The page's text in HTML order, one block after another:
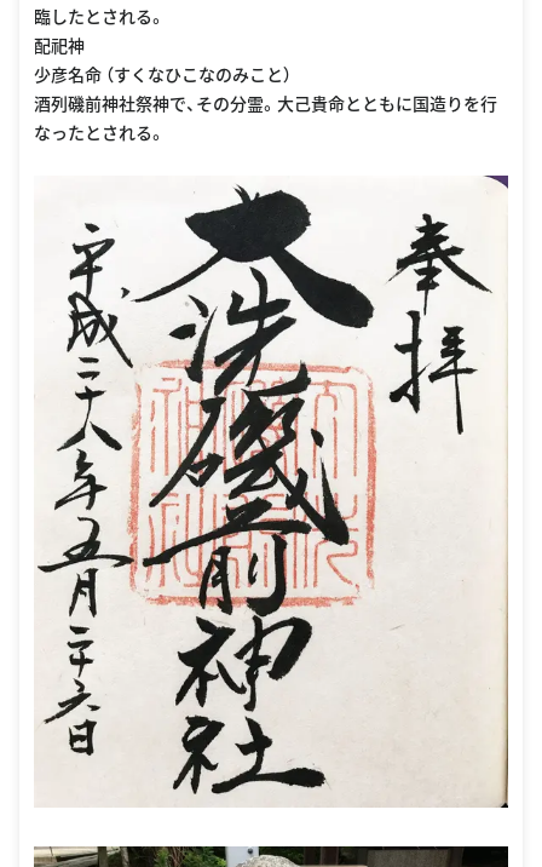
臨したとされる。
配祀神
少彦名命 （すくなひこなのみこと）
酒列磯前神社祭神で、その分霊。大己貴命とともに国造りを行
なったとされる。